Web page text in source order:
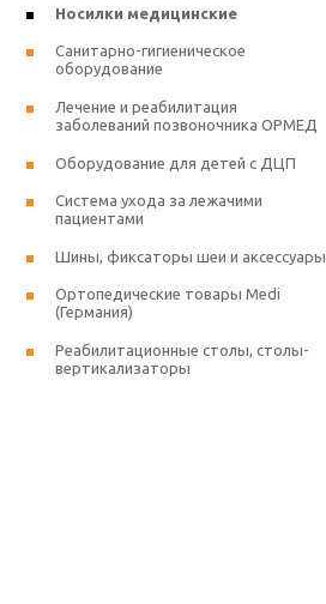
Носилки медицинские
Санитарно-гигиеническое
оборудование
Лечение и реабилитация
заболеваний позвоночника ОРМЕД
Оборудование для детей с ДЦП
Система ухода за лежачими
пациентами
Шины, фиксаторы шеи и аксессуары
Ортопедические товары Medi
(Германия)
Реабилитационные столы, столы-
вертикализаторы